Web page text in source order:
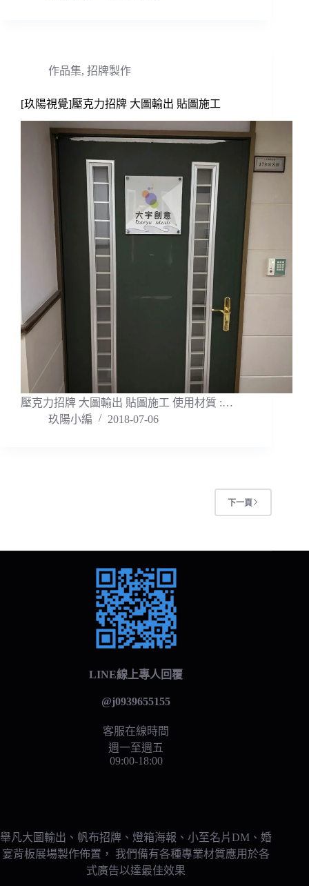
作品集, 招牌製作
[玖陽視覺]壓克力招牌 大圖輸出 貼圖施工
壓克力招牌 大圖輸出 貼圖施工 使用材質 :…
玖陽小編
2018-07-06
下一頁
LINE線上專人回覆
@j0939655155
客服在線時間
週一至週五
09:00-18:00
舉凡大圖輸出、帆布招牌、燈箱海報、小至名片DM、婚
宴背板展場製作佈置， 我們備有各種專業材質應用於各
式廣告以達最佳效果